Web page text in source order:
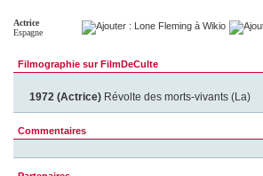
Actrice
Espagne
Filmographie sur FilmDeCulte
1972 (Actrice) Révolte des morts-vivants (La)
Commentaires